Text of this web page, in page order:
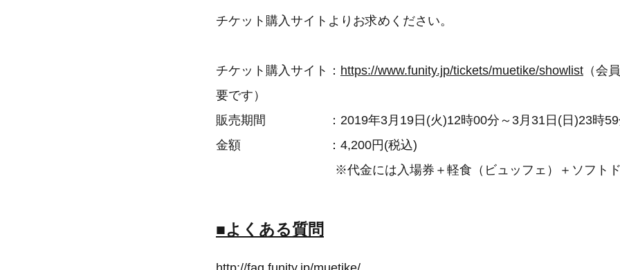
チケット購入サイトよりお求めください。
チケット購入サイト： https://www.funity.jp/tickets/muetike/showlist （会
要です）
販売期間 ：2019年3月19日(火)12時00分～3月31日(日)23時59
金額 ：4,200円(税込)
※代金には入場券＋軽食（ビュッフェ）＋ソフトド
■よくある質問